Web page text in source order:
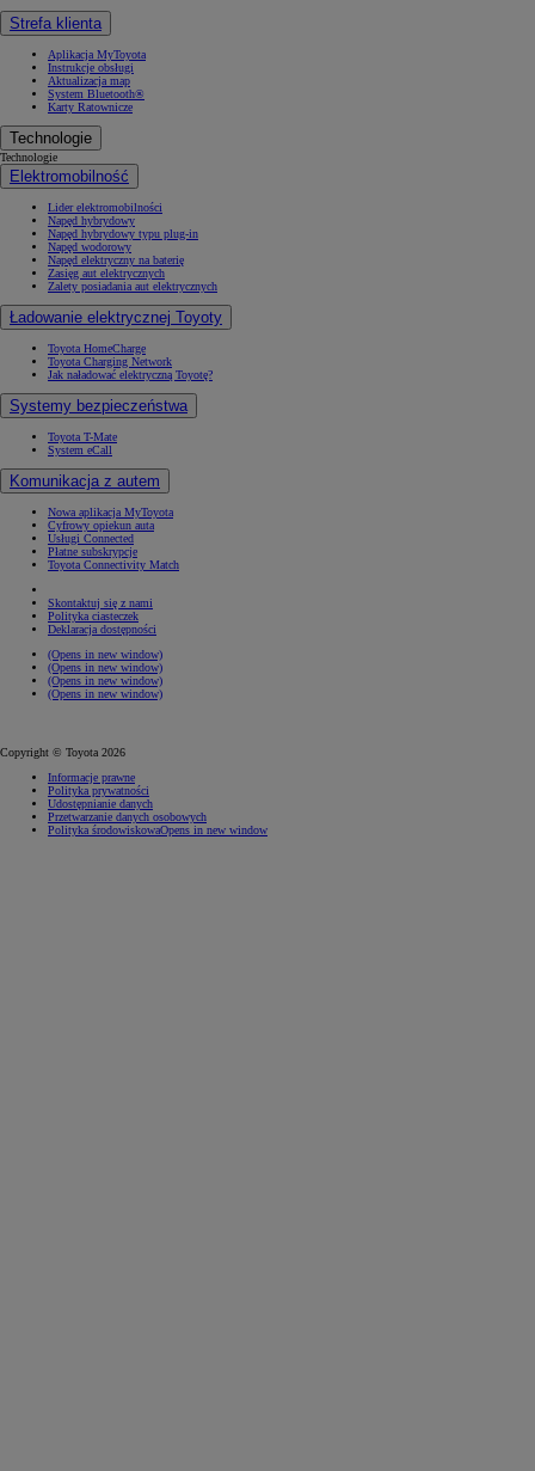
Strefa klienta
Aplikacja MyToyota
Instrukcje obsługi
Aktualizacja map
System Bluetooth®
Karty Ratownicze
Technologie
Technologie
Elektromobilność
Lider elektromobilności
Napęd hybrydowy
Napęd hybrydowy typu plug-in
Napęd wodorowy
Napęd elektryczny na baterię
Zasięg aut elektrycznych
Zalety posiadania aut elektrycznych
Ładowanie elektrycznej Toyoty
Toyota HomeCharge
Toyota Charging Network
Jak naładować elektryczną Toyotę?
Systemy bezpieczeństwa
Toyota T-Mate
System eCall
Komunikacja z autem
Nowa aplikacja MyToyota
Cyfrowy opiekun auta
Usługi Connected
Płatne subskrypcje
Toyota Connectivity Match
Skontaktuj się z nami
Polityka ciasteczek
Deklaracja dostępności
(Opens in new window)
(Opens in new window)
(Opens in new window)
(Opens in new window)
Copyright © Toyota 2026
Informacje prawne
Polityka prywatności
Udostępnianie danych
Przetwarzanie danych osobowych
Polityka środowiskowaOpens in new window